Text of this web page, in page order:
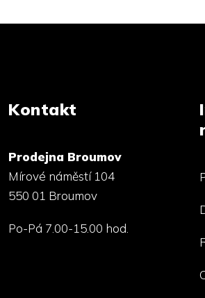
Kontakt
Prodejna Broumov
Mírové náměstí 104
550 01 Broumov
Po-Pá 7.00-15.00 hod.